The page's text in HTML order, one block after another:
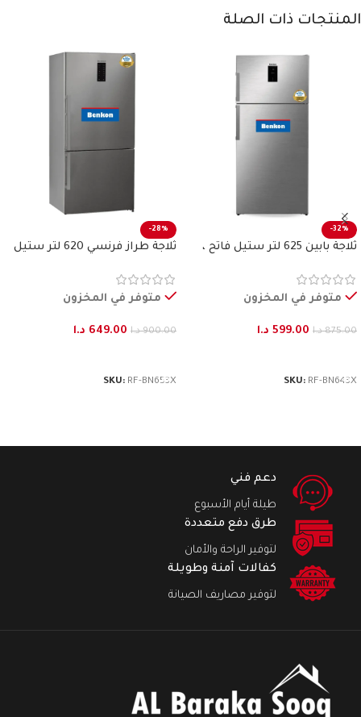
المنتجات ذات الصلة
-32%
ثلاجة بابين 625 لتر ستيل فاتح ،
متوفر في المخزون
875.00 د.ا 599.00 د.ا
SKU: RF-BN643X
-28%
ثلاجة طراز فرنسي 620 لتر ستيل
متوفر في المخزون
900.00 د.ا 649.00 د.ا
SKU: RF-BN653X
دعم فني
طيلة أيام الأسبوع
طرق دفع متعددة
لتوفير الراحة والأمان
كفالات آمنة وطويلة
لتوفير مصاريف الصيانة